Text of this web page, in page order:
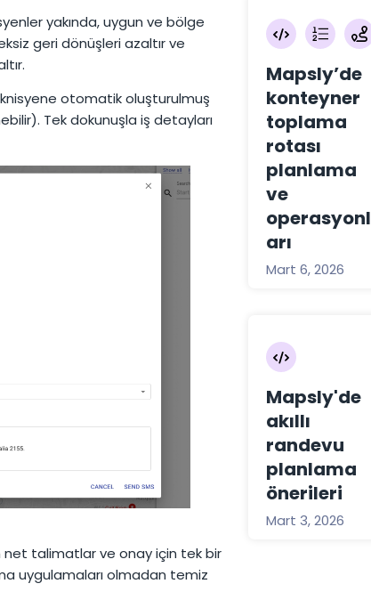
yakında, uygun ve bölge
geri dönüşleri azaltır ve
otomatik oluşturulmuş
Tek dokunuşla iş detayları
net talimatlar ve onay için tek bir
uygulamaları olmadan temiz
Mapsly’de
konteyner
toplama
rotası
planlama
ve
operasyonl
arı
Mart 6, 2026
Mapsly'de
akıllı
randevu
planlama
önerileri
Mart 3, 2026